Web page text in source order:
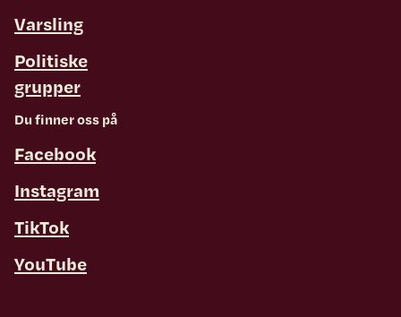
Varsling
Politiske
grupper
Du finner oss på
Facebook
Instagram
TikTok
YouTube